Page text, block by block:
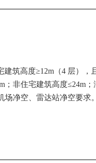
建筑高度≥12m（4 层），且
；非住宅建筑高度≤24m；
场净空、雷达站净空要求。